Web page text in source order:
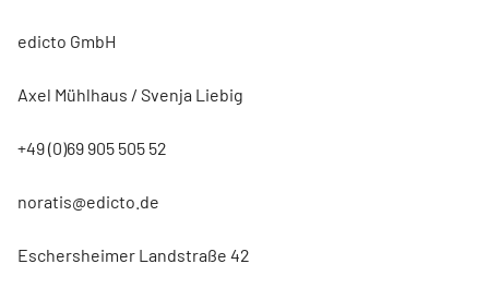
edicto GmbH
Axel Mühlhaus / Svenja Liebig
+49 (0)69 905 505 52
noratis@edicto.de
Eschersheimer Landstraße 42